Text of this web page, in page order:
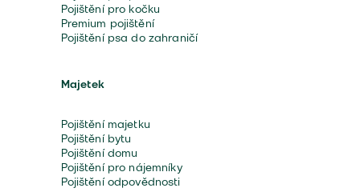
Pojištění pro kočku
Premium pojištění
Pojištění psa do zahraničí
Majetek
Pojištění majetku
Pojištění bytu
Pojištění domu
Pojištění pro nájemníky
Pojištění odpovědnosti